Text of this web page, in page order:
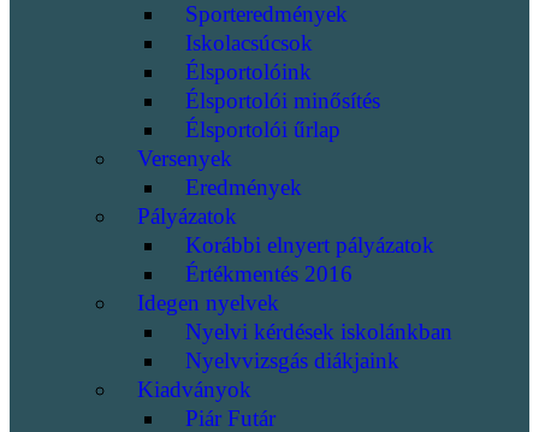
Sporteredmények
Iskolacsúcsok
Élsportolóink
Élsportolói minősítés
Élsportolói űrlap
Versenyek
Eredmények
Pályázatok
Korábbi elnyert pályázatok
Értékmentés 2016
Idegen nyelvek
Nyelvi kérdések iskolánkban
Nyelvvizsgás diákjaink
Kiadványok
Piár Futár